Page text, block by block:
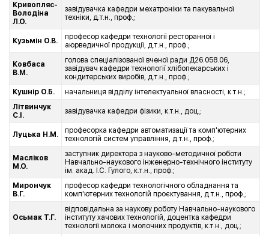
Кривопляс-
Володіна
Л.О.
завідувачка кафедри мехатроніки та пакувальної
техніки, д.т.н., проф.;
Кузьмін О.В.
професор кафедри технології ресторанної і
аюрведичної продукції, д.т.н., проф.;
Ковбаса
В.М.
голова спеціалізованої вченої ради Д26.058.06,
завідувач кафедри технології хлібопекарських і
кондитерських виробів, д.т.н., проф.;
Кушнір О.Б.
начальниця відділу інтелектуальної власності, к.т.н.;
Літвинчук
С.І.
завідувачка кафедри фізики, к.т.н., доц.;
Луцька Н.М.
професорка кафедри автоматизації та комп'ютерних
технологій систем управління, д.т.н., проф.;
Масліков
М.О.
заступник директора з науково-методичної роботи
Навчально-наукового інженерно-технічного інституту
ім. акад. І.С. Гулого, к.т.н., проф.;
Мирончук
В.Г.
професор кафедри технологічного обладнання та
комп'ютерних технологій проєктування, д.т.н., проф.;
Осьмак Т.Г.
відповідальна за наукову роботу Навчально-наукового
інституту хачових технологій, доцентка кафедри
технології молока і молочних продуктів, к.т.н., доц.;